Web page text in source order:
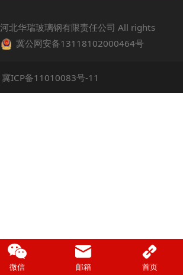
河北华瑞玻璃钢有限责任公司 All rights
冀公网安备13118102000464号
冀ICP备11010083号-11
微信 邮箱 首页